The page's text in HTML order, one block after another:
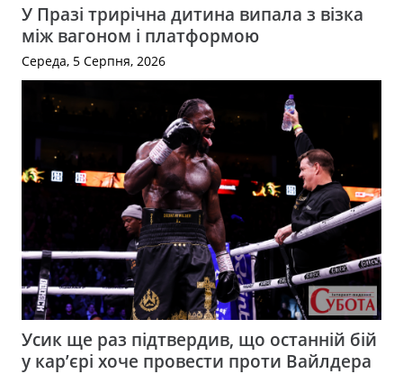
У Празі трирічна дитина випала з візка
між вагоном і платформою
Середа, 5 Серпня, 2026
Усик ще раз підтвердив, що останній бій
у кар’єрі хоче провести проти Вайлдера